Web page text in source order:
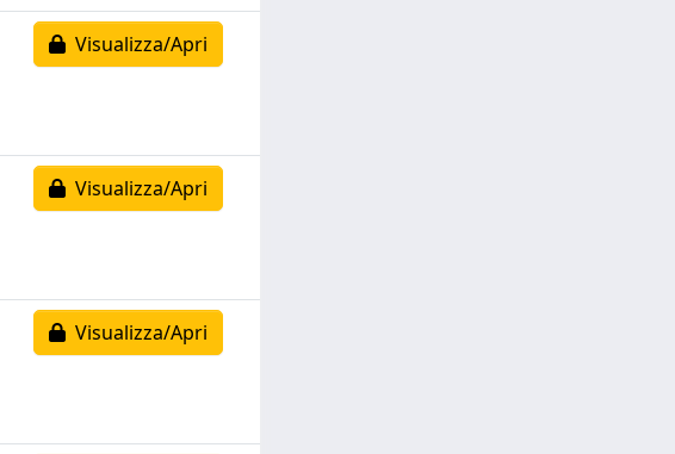
Visualizza/Apri
Visualizza/Apri
Visualizza/Apri